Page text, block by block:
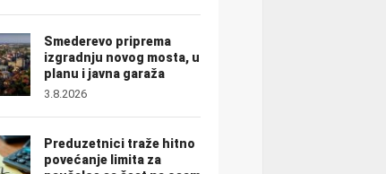
Smederevo priprema
izgradnju novog mosta, u
planu i javna garaža
3.8.2026
Preduzetnici traže hitno
povećanje limita za